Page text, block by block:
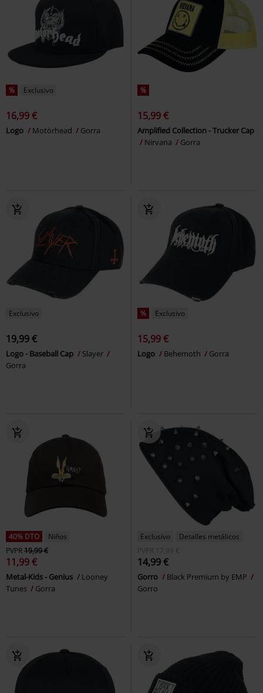
% Exclusivo
16,99 €
Logo Motörhead Gorra
%
15,99 €
Amplified Collection - Trucker Cap
Nirvana
Gorra
Exclusivo
19,99 €
Logo - Baseball Cap
Slayer
Gorra
% Exclusivo
15,99 €
Logo Behemoth Gorra
40% DTO
Niños
PVPR19,99 €
11,99 €
Metal-Kids - Genius
Looney
Tunes
Gorra
Exclusivo
Detalles metálicos
PVPR 17,99 €
14,99 €
Gorro
Black Premium by EMP
Gorro